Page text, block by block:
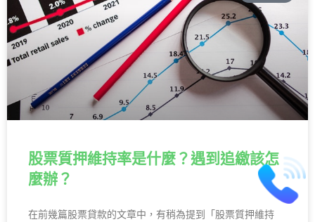
股票質押維持率是什麼？遇到追繳該怎
麼辦？
在前幾篇股票貸款的文章中，有稍為提到「股票質押維持